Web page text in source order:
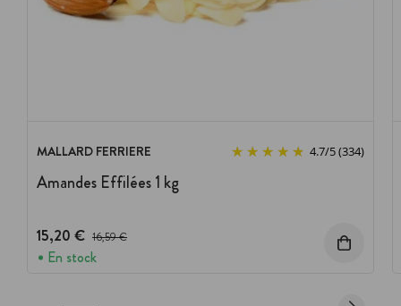
MALLARD FERRIERE 4.7/5(334)
Amandes Effilées 1 kg
15,20 € Prix avant réduction :
16,59 €
En stock